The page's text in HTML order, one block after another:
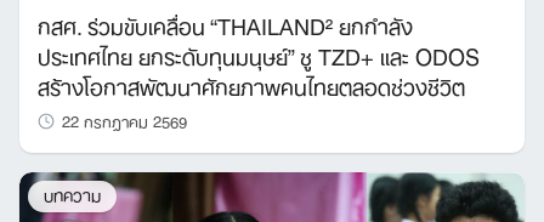
กสศ. ร่วมขับเคลื่อน “THAILAND² ยกกำลัง
ประเทศไทย ยกระดับทุนมนุษย์” ชู TZD+ และ ODOS
สร้างโอกาสพัฒนาศักยภาพคนไทยตลอดช่วงชีวิต
22 กรกฎาคม 2569
บทความ